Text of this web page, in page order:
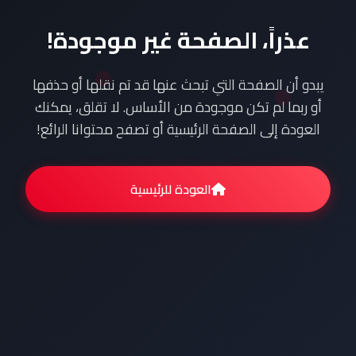
عذراً، الصفحة غير موجودة!
يبدو أن الصفحة التي تبحث عنها قد تم نقلها أو حذفها
أو ربما لم تكن موجودة من الأساس. لا تقلق، يمكنك
العودة إلى الصفحة الرئيسية أو تصفح محتوانا الرائع!
العودة للرئيسية